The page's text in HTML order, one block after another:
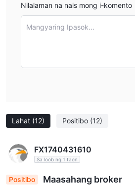
Lahat (12) Positibo (12)
FX1740431610
Sa loob ng 1 taon
Positibo Maasahang broker
Nilalaman na nais mong i-komento
Mangyaring Ipasok...